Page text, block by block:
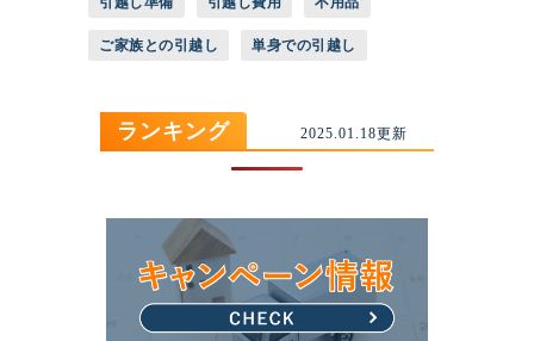
ご家族との引越し 単身での引越し
ランキング 2025.01.18更新